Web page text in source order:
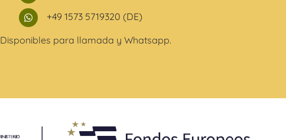

+49 1573 5719320 (DE)
Disponibles para llamada y Whatsapp.